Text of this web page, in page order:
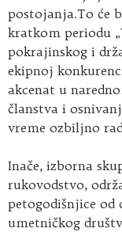
postojanja.To će
kratkom periodu
pokrajinskog i
ekipnoj
akcenat u
članstva i
vreme ozbiljno
Inače, izborna
rukovodstvo,
petogodišnjice od
umetničkog